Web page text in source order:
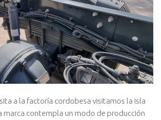
a la factoría cordobesa visitamos la Isla
marca contempla un modo de producción